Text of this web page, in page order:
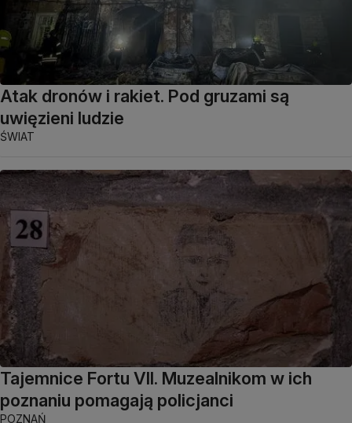
Atak dronów i rakiet. Pod gruzami są
uwięzieni ludzie
ŚWIAT
Tajemnice Fortu VII. Muzealnikom w ich
poznaniu pomagają policjanci
POZNAŃ